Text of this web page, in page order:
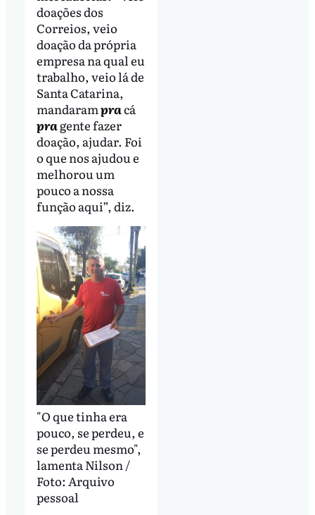
doações dos
Correios, veio
doação da própria
empresa na qual eu
trabalho, veio lá de
Santa Catarina,
mandarampracá
pragente fazer
doação, ajudar. Foi
o que nos ajudou e
melhorou um
pouco a nossa
função aqui”, diz.
"O que tinha era
pouco, se perdeu, e
se perdeu mesmo",
lamenta Nilson /
Foto: Arquivo
pessoal